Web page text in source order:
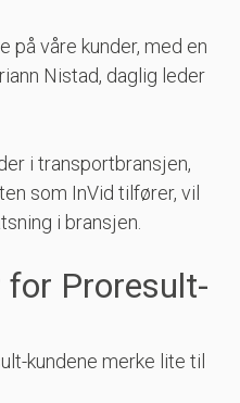
på våre kunder, med en
Nistad, daglig leder
i transportbransjen,
som InVid tilfører, vil
i bransjen.
for Proresult-
kundene merke lite til